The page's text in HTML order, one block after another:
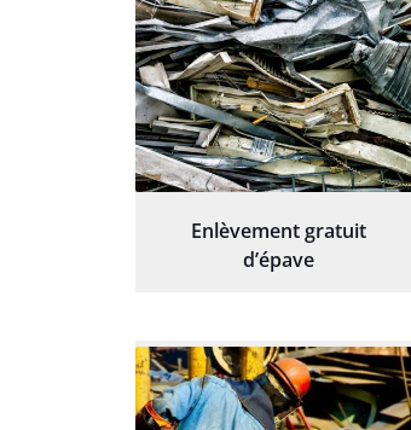
Enlèvement gratuit
d’épave